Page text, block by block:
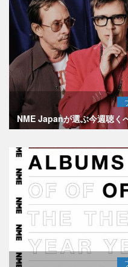
NME Japanが選ぶ今週聴く